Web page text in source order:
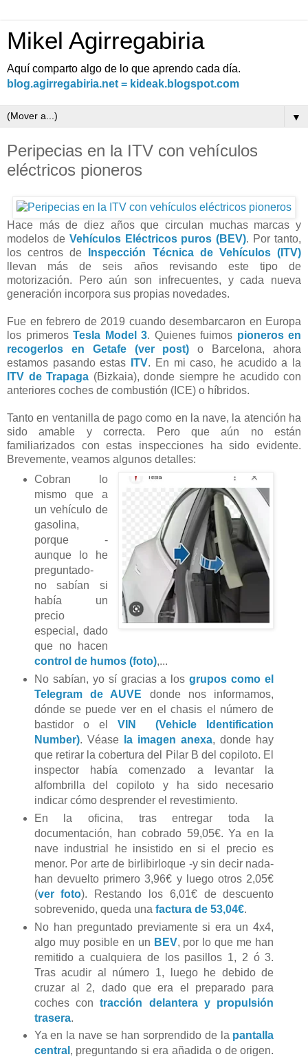
Mikel Agirregabiria
Aquí comparto algo de lo que aprendo cada día.
blog.agirregabiria.net = kideak.blogspot.com
▼
Peripecias en la ITV con vehículos
eléctricos pioneros
Hace más de diez años que circulan muchas marcas y
modelos de Vehículos Eléctricos puros (BEV). Por tanto,
los centros de
Inspección Técnica de Vehículos (ITV)
llevan más de seis años revisando este tipo de
motorización. Pero aún son infrecuentes, y cada nueva
generación incorpora sus propias novedades.
Fue en febrero de 2019 cuando desembarcaron en Europa
los primeros Tesla Model 3. Quienes fuimos pioneros en
recogerlos en Getafe (ver post) o Barcelona, ahora
estamos pasando estas
ITV. En mi caso, he acudido a la
ITV de Trapaga (Bizkaia), donde siempre he acudido con
anteriores coches de combustión (ICE) o híbridos.
Tanto en ventanilla de pago como en la nave, la atención ha
sido amable y correcta. Pero que aún no están
familiarizados con estas inspecciones ha sido evidente.
Brevemente, veamos algunos detalles:
Cobran lo
mismo que a
un vehículo de
gasolina,
porque -
aunque lo he
preguntado-
no sabían si
había un
precio
especial, dado
que no hacen
control de humos (foto),...
No sabían, yo sí gracias a losgrupos como el
Telegram de AUVE donde nos informamos,
dónde se puede ver en el chasis el número de
bastidor o el VIN (Vehicle Identification
Number). Véase la imagen anexa, donde hay
que retirar la cobertura del Pilar B del copiloto. El
inspector había comenzado a levantar la
alfombrilla del copiloto y ha sido necesario
indicar cómo desprender el revestimiento.
En la oficina, tras entregar toda la
documentación, han cobrado 59,05€. Ya en la
nave industrial he insistido en si el precio es
menor. Por arte de birlibirloque -y sin decir nada-
han devuelto primero 3,96€ y luego otros 2,05€
(ver foto). Restando los 6,01€ de descuento
sobrevenido, queda una factura de 53,04€.
No han preguntado previamente si era un 4x4,
algo muy posible en un BEV, por lo que me han
remitido a cualquiera de los pasillos 1, 2 ó 3.
Tras acudir al número 1, luego he debido de
cruzar al 2, dado que era el preparado para
coches contracción delantera y propulsión
trasera.
Ya en la nave se han sorprendido de la pantalla
central , preguntando si era añadida o de origen.